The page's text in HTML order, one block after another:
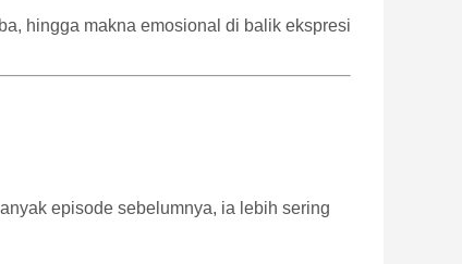
hingga makna emosional di balik ekspresi
episode sebelumnya, ia lebih sering